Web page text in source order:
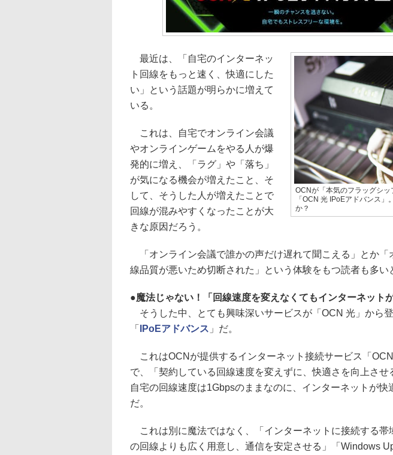
OCNが「本気のフラッグシッ
「OCN 光 IPoEアドバンス
か？
最近は、「自宅のインターネッ
ト回線をもっと速く、快適にした
い」という話題が明らかに増えて
いる。
これは、自宅でオンライン会議
やオンラインゲームをやる人が爆
発的に増え、「ラグ」や「落ち」
が気になる機会が増えたこと、そ
して、そうした人が増えたことで
回線が混みやすくなったことが大
きな原因だろう。
「オンライン会議で誰かの声だけ遅れて聞こえる」とか「
線品質が悪いため切断された」という体験をもつ読者も多い
魔法じゃない！「回線速度を変えなくてもインターネット
そうした中、とても興味深いサービスが「OCN 光」から
「
IPoEアドバンス 」だ。
これはOCNが提供するインターネット接続サービス「
で、「契約している回線速度を変えずに、快適さを向上させ
自宅の回線速度は1Gbpsのままなのに、インターネットが快
だ。
これは別に魔法ではなく、「インターネットに接続する帯
の回線よりも広く用意し、通信を安定させる」「Windows